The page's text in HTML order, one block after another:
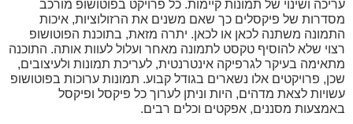
עריכה ושינוי של תמונות קיימות. כל פרויקט בפוטושופ מורכב
מסדרות של פיקסלים כך שאם משנים את הרזולוציות, איכות
התמונה משתנה לכאן או לכאן. יתרה מזאת, בתוכנת הפוטושופ
רצוי שלא להוסיף טקסט לתמונה מאחר ועלול לעוות אותה. התוכנה
מתאימה בעיקר לגרפיקה אינטרנטית, לעריכת תמונות ולעיצובים,
שכן, פרויקטים אלו נשארים בגודל קבוע. תמונות ערוכות בפוטושופ
עשויות לצאת מדהים, היות וניתן לערוך כל פיקסל ופיקסל
באמצעות מסננים, אפקטים וכלים רבים.